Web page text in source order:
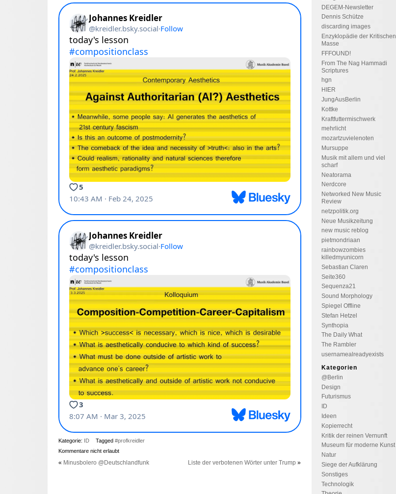
Kategorie: ID Tagged #profkreidler
Kommentare nicht erlaubt
« Minusbolero @Deutschlandfunk Liste der verbotenen Wörter unter Trump »
DEGEM-Newsletter
Dennis Schütze
discarding images
Enzyklopädie der Kritischen
Masse
FFFOUND!
From The Nag Hammadi
Scriptures
hgn
HIER
JungAusBerlin
Kottke
Kraftfuttermischwerk
mehrlicht
mozartzuvielenoten
Mursuppe
Musik mit allem und viel
scharf
Neatorama
Nerdcore
Networked New Music
Review
netzpolitik.org
Neue Musikzeitung
new music reblog
pietmondriaan
rainbowzombies
killedmyunicorn
Sebastian Claren
Seite360
Sequenza21
Sound Morphology
Spiegel Offline
Stefan Hetzel
Synthopia
The Daily What
The Rambler
usernamealreadyexists
Kategorien
@Berlin
Design
Futurismus
ID
Ideen
Kopierrecht
Kritik der reinen Vernunft
Museum für moderne Kunst
Natur
Siege der Aufklärung
Sonstiges
Technologik